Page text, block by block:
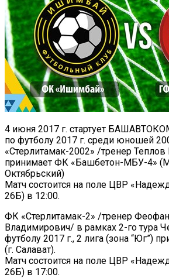
4 июня 2017 г. стартует
по футболу 2017 г. среди юношей
«Стерлитамак-2002» /тренер
принимает ФК «Башбетон-МБУ-4»
Октябрьский)
Матч состоится на поле ЦВР
26Б) в 12:00.
ФК «Стерлитамак-2» /тренер
Владимирович/ в рамках 2-го тура
футболу 2017 г., 2 лига (зона “Юг”)
(г. Салават).
Матч состоится на поле ЦВР
26Б) в 17:00.